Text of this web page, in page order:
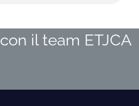
il team ETJCA